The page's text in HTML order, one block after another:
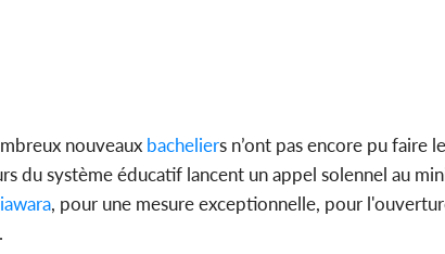
nouveaux bacheliers n’ont pas encore pu faire
du système éducatif lancent un appel solennel au
, pour une mesure exceptionnelle, pour